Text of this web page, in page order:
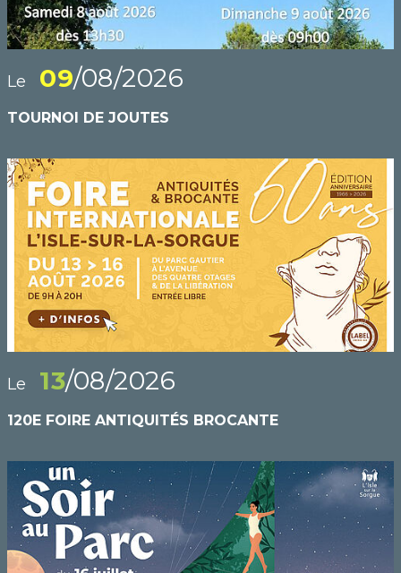
Le 09/08/2026
TOURNOI DE JOUTES
Le 13/08/2026
120E FOIRE ANTIQUITÉS BROCANTE